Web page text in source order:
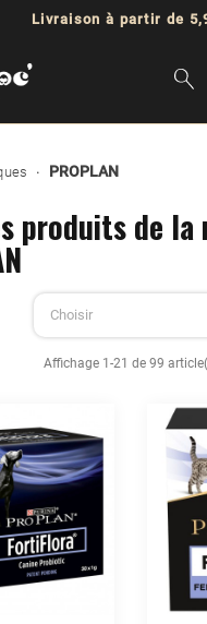
Livraison à partir de
PROPLAN
produits de la
Choisir
Affichage 1-21 de 99